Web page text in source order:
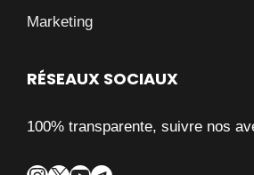
Marketing
RÉSEAUX SOCIAUX
100% transparente, suivre nos